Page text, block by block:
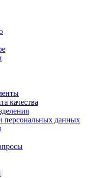
качества
персональных данных